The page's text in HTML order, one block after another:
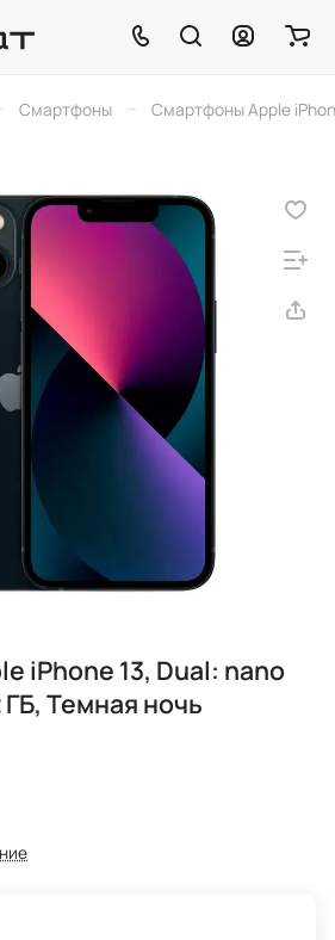
Смартфоны – Смартфоны Apple
iPhone 13, Dual: nano
ГБ, Темная ночь